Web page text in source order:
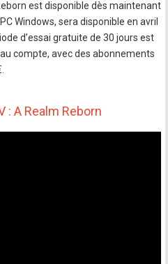
est disponible dès maintenant
Windows, sera disponible en avril
d’essai gratuite de 30 jours est
compte, avec des abonnements
: A Realm Reborn